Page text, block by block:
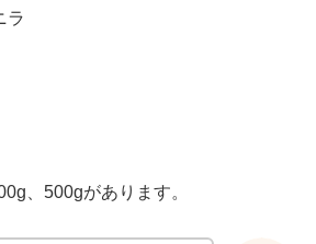
ラ
、500gがあります。